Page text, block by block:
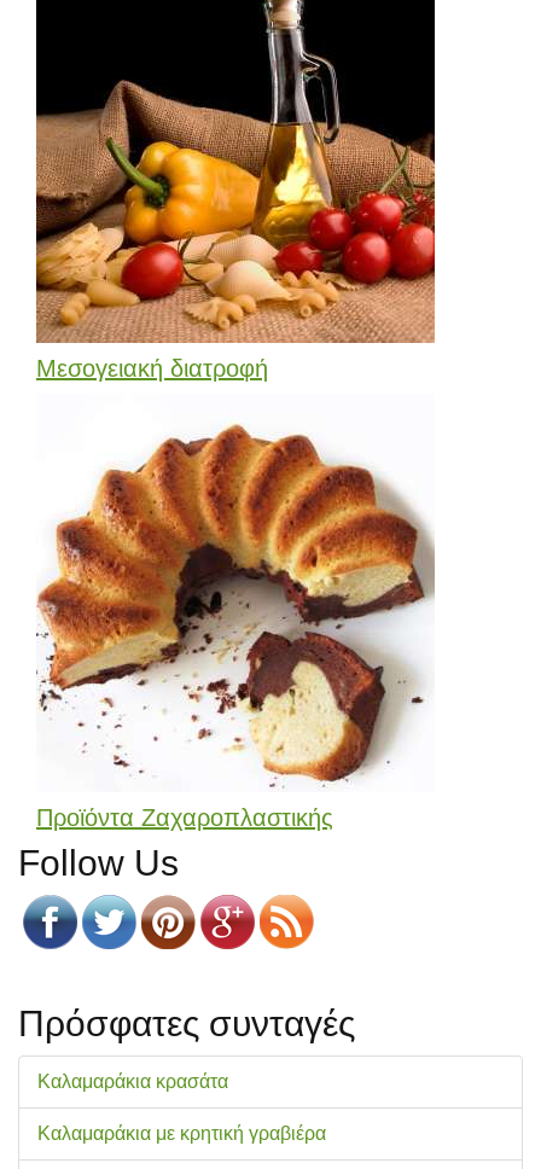
Μεσογειακή διατροφή
Προϊόντα Ζαχαροπλαστικής
Follow Us
Πρόσφατες συνταγές
Καλαμαράκια κρασάτα
Καλαμαράκια με κρητική γραβιέρα